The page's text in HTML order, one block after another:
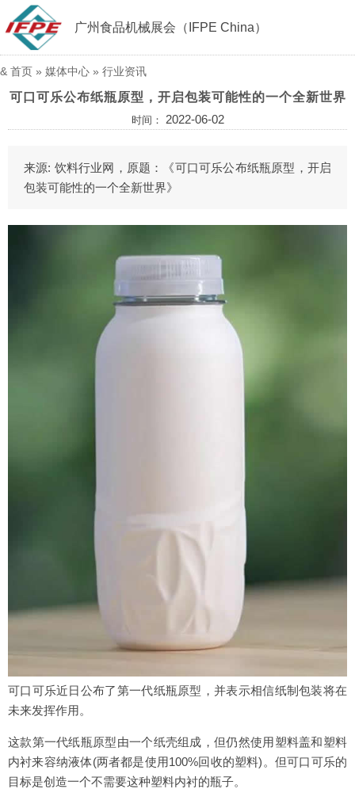
广州食品机械展会（IFPE China）
& 首页 » 媒体中心 » 行业资讯
可口可乐公布纸瓶原型，开启包装可能性的一个全新世界
时间： 2022-06-02
来源: 饮料行业网，原题：《可口可乐公布纸瓶原型，开启
包装可能性的一个全新世界》
可口可乐近日公布了第一代纸瓶原型，并表示相信纸制包装将在
未来发挥作用。
这款第一代纸瓶原型由一个纸壳组成，但仍然使用塑料盖和塑料
内衬来容纳液体(两者都是使用100%回收的塑料)。但可口可乐的
目标是创造一个不需要这种塑料内衬的瓶子。